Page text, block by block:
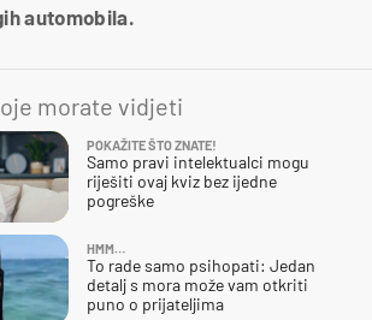
automobila.
morate vidjeti
POKAŽITE ŠTO ZNATE!
Samo pravi intelektualci mogu
riješiti ovaj kviz bez ijedne
pogreške
HMM…
To rade samo psihopati: Jedan
detalj s mora može vam otkriti
puno o prijateljima